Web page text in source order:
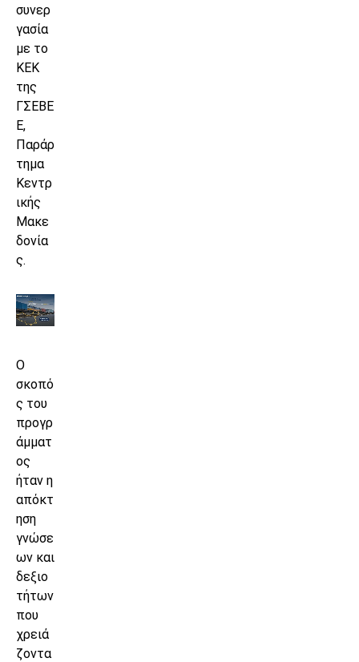
συνερ
γασία
με το
ΚΕΚ
της
ΓΣΕΒΕ
Ε,
Παράρ
τημα
Κεντρ
ικής
Μακε
δονία
ς.
Ο
σκοπό
ς του
προγρ
άμματ
ος
ήταν η
απόκτ
ηση
γνώσε
ων και
δεξιο
τήτων
που
χρειά
ζοντα